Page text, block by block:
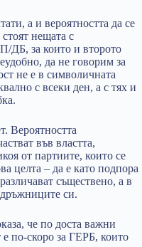
а и вероятността да се
нещата с
ДБ, за които и второто
да не говорим за
не е в символичната
с всеки ден, а с тях и
Вероятността
във властта,
от партиите, които се
целта – да е като подпора
съществено, а в
си.
че по доста важни
по-скоро за ГЕРБ, които